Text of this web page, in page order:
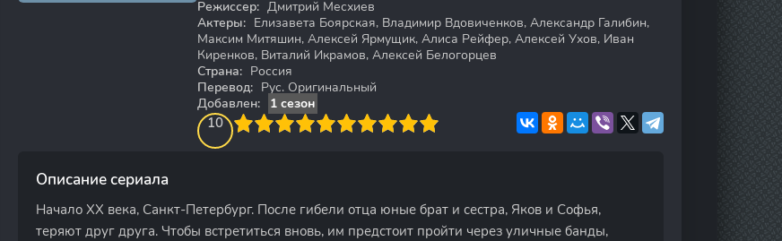
Режиссер: Дмитрий Месхиев
Актеры: Елизавета Боярская, Владимир Вдовиченков, Александр Галибин,
Максим Митяшин, Алексей Ярмущик, Алиса Рейфер, Алексей Ухов, Иван
Киренков, Виталий Икрамов, Алексей Белогорцев
Страна: Россия
Перевод: Рус. Оригинальный
Добавлен:
1 сезон
10
4 5 6 7 8 9 10
Описание сериала
Начало XX века, Санкт-Петербург. После гибели отца юные брат и сестра, Яков и Софья,
теряют друг друга. Чтобы встретиться вновь, им предстоит пройти через уличные банды,